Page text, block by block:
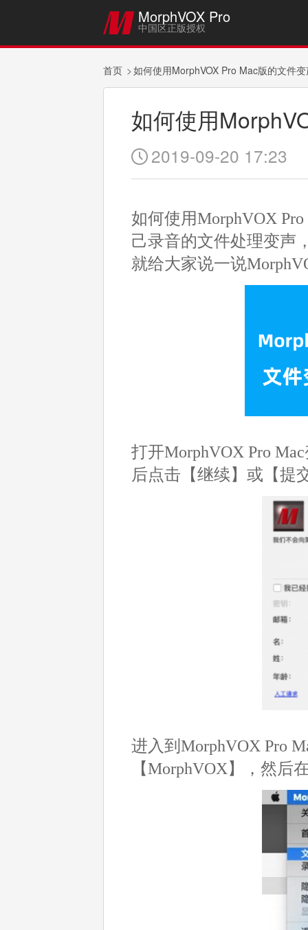
 MorphVOX Pro
中国区正版授权
首页 如何使用MorphVOX Pro Mac版的文件
如何使用
 2019-09-20 17:23
如何使用MorphVOX
己录音的文件处理变声
就给大家说一说
打开MorphVOX Pro
后点击【继续】或【提
进入到MorphVOX Pro
【MorphVOX】，然后